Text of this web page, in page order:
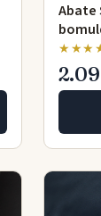
Abate